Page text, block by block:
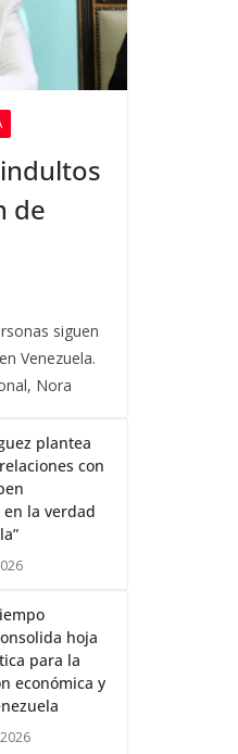
de
siguen
Venezuela.
Nora
plantea
con
la verdad
hoja
para la
económica y